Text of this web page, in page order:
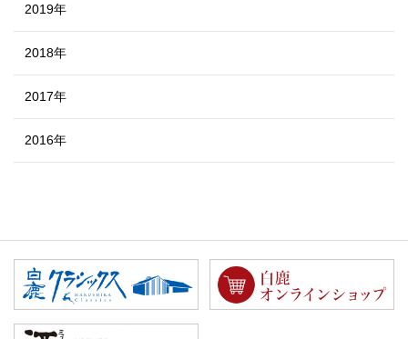
2019年
2018年
2017年
2016年